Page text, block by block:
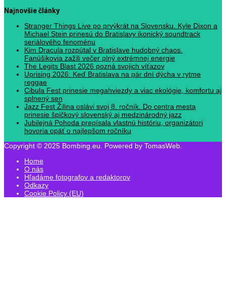
Najnovšie články
Stranger Things Live po prvýkrát na Slovensku. Kyle Dixon a
Michael Stein prinesú do Bratislavy ikonický soundtrack
seriálového fenoménu
Kim Dracula rozpútal v Bratislave hudobný chaos.
Fanúšikovia zažili večer plný extrémnej energie
The Legits Blast 2026 pozná svojich víťazov
Uprising 2026: Keď Bratislava na pár dní dýcha v rytme
reggae
Cibula Fest prinesie megahviezdy a viac ekológie, komfortu aj
splnený sen
Jazz Fest Žilina oslávi svoj 8. ročník. Do centra mesta
prinesie špičkový slovenský aj medzinárodný jazz
Jubilejná Pohoda prepísala vlastnú históriu, organizátori
hovoria opäť o najlepšom ročníku
Copyright © 2025 Bombing.eu. Powered by TomasWeb.
Home
O nás
Hľadáme fotografov a redaktorov
Odkazy
Cookie Policy (EU)